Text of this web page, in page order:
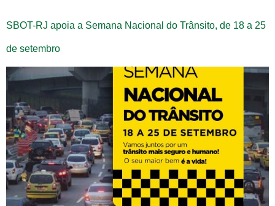
SBOT-RJ apoia a Semana Nacional do Trânsito, de 18 a 25
de setembro